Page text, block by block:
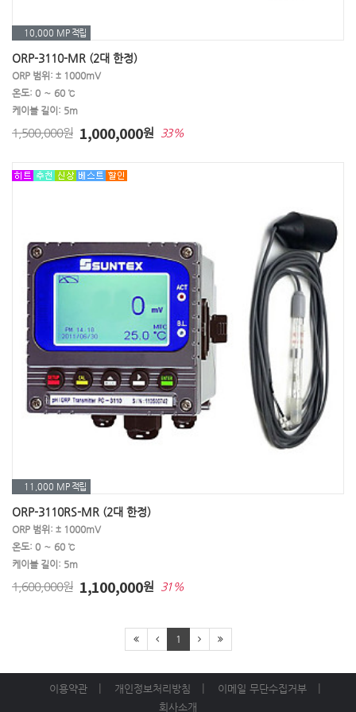
10,000 MP 적립
ORP-3110-MR (2대 한정)
ORP 범위: ± 1000mV
온도: 0 ∼ 60 ℃
케이블 길이: 5m
1,500,000원 1,000,000원 33%
11,000 MP 적립
ORP-3110RS-MR (2대 한정)
ORP 범위: ± 1000mV
온도: 0 ∼ 60 ℃
케이블 길이: 5m
1,600,000원 1,100,000원 31%
1
이용약관 개인정보처리방침
이메일 무단수집거부
회사소개